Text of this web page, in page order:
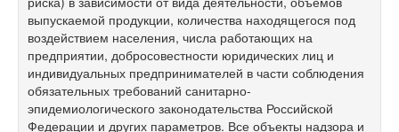
выпускаемой продукции, количества находящегося под
воздействием населения, числа работающих на
предприятии, добросовестности юридических лиц и
индивидуальных предпринимателей в части соблюдения
обязательных требований санитарно-
эпидемиологического законодательства Российской
Федерации и других параметров. Все объекты надзора и